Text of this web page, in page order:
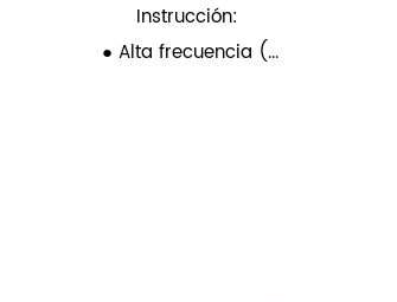
Instrucción:
● Alta frecuencia (...